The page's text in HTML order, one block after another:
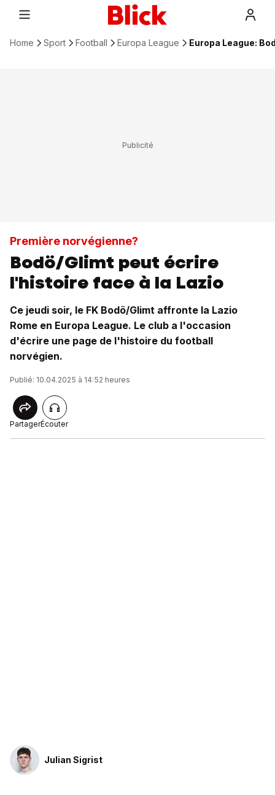
Home Sport Football Europa League Europa League:
Première norvégienne?
Bodö/Glimt peut écrire
l'histoire face à la Lazio
Ce jeudi soir, le FK Bodö/Glimt affronte la Lazio
Rome en Europa League. Le club a l'occasion
d'écrire une page de l'histoire du football
norvégien.
Publié: 10.04.2025 à 14:52 heures
PartagerÉcouter
Julian Sigrist